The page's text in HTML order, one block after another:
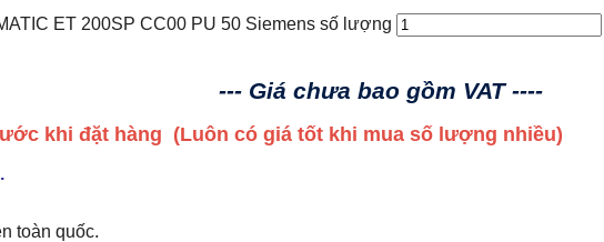
ET 200SP CC00 PU 50 Siemens số lượng
--- Giá chưa bao gồm VAT ----
khi đặt hàng (Luôn có giá tốt khi mua số lượng nhiều)
.
toàn quốc.